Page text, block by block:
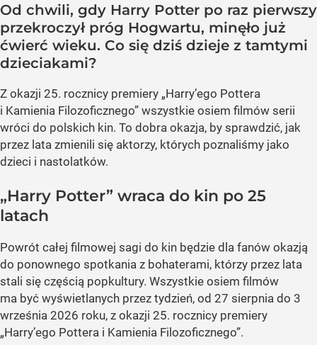
Od chwili, gdy Harry Potter po raz pierwszy
przekroczył próg Hogwartu, minęło już
ćwierć wieku. Co się dziś dzieje z tamtymi
dzieciakami?
Z okazji 25. rocznicy premiery „Harry’ego Pottera
i Kamienia Filozoficznego” wszystkie osiem filmów serii
wróci do polskich kin. To dobra okazja, by sprawdzić, jak
przez lata zmienili się aktorzy, których poznaliśmy jako
dzieci i nastolatków.
„Harry Potter” wraca do kin po 25
latach
Powrót całej filmowej sagi do kin będzie dla fanów okazją
do ponownego spotkania z bohaterami, którzy przez lata
stali się częścią popkultury. Wszystkie osiem filmów
ma być wyświetlanych przez tydzień, od 27 sierpnia do 3
września 2026 roku, z okazji 25. rocznicy premiery
„Harry’ego Pottera i Kamienia Filozoficznego”.